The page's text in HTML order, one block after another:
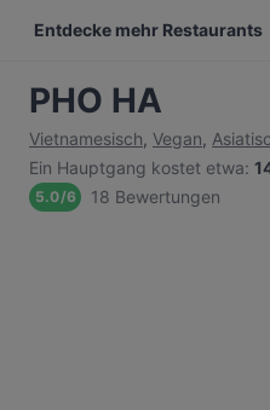
Entdecke mehr Restaurants
PHO HA
Vietnamesisch, Vegan,
Ein Hauptgang kostet etwa:
5.0/6 18 Bewertungen